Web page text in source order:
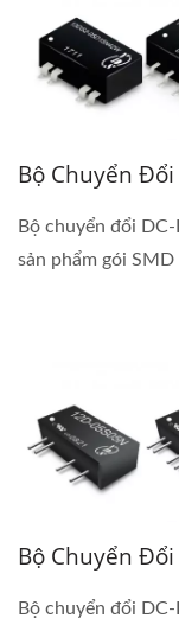
Bộ Chuyển Đổi
Bộ chuyển đổi
sản phẩm gói SMD
Bộ Chuyển Đổi
Bộ chuyển đổi